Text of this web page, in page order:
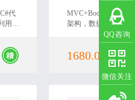
QQ咨询
微信关注
代
用动
现
反
架构，数据处理,前
为一体的LRcms。
进度，如果你也想
1680.00 元